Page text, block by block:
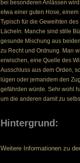
bei besonderen Anlässen
etwa einer guten Hose,
Typisch für die Geweihten
Lächeln. Manche sind stille
gesunde Mischung aus
zu Recht und Ordnung. Man
erwischen, eine Quelle des
Ausschluss aus dem Orden,
lügen oder jemandem den
gefährden würde. Sehr wohl
um die anderen damit zu
Hintergrund:
Weitere Informationen zu